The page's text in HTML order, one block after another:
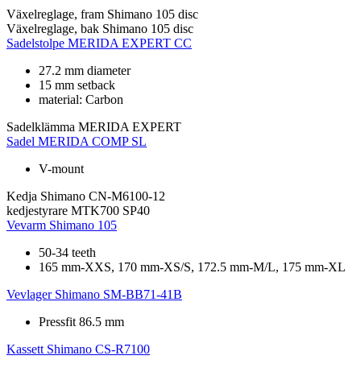
Växelreglage, fram Shimano 105 disc
Växelreglage, bak Shimano 105 disc
Sadelstolpe MERIDA EXPERT CC
27.2 mm diameter
15 mm setback
material: Carbon
Sadelklämma MERIDA EXPERT
Sadel MERIDA COMP SL
V-mount
Kedja Shimano CN-M6100-12
kedjestyrare MTK700 SP40
Vevarm Shimano 105
50-34 teeth
165 mm-XXS, 170 mm-XS/S, 172.5 mm-M/L, 175 mm-XL
Vevlager Shimano SM-BB71-41B
Pressfit 86.5 mm
Kassett Shimano CS-R7100